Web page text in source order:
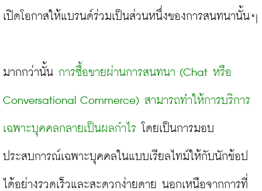
เปิดโอกาสให้แบรนด์ร่วมเป็นส่วนหนึ่งของการสนทนานั้นๆ
มากกว่านั้น การซื้อขายผ่านการสนทนา (Chat หรือ
Conversational Commerce) สามารถทำให้การบริการ
เฉพาะบุคคลกลายเป็นผลกำไร โดยเป็นการมอบ
ประสบการณ์เฉพาะบุคคลในแบบเรียลไทม์ให้กับนักช้อป
ได้อย่างรวดเร็วและสะดวกง่ายดาย นอกเหนือจากการที่